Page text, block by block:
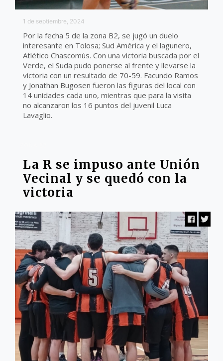
1 de septiembre, 2024
Por la fecha 5 de la zona B2, se jugó un duelo
interesante en Tolosa; Sud América y el lagunero,
Atlético Chascomús. Con una victoria buscada por el
Verde, el Suda pudo ponerse al frente y llevarse la
victoria con un resultado de 70-59. Facundo Ramos
y Jonathan Bugosen fueron las figuras del local con
14 unidades cada uno, mientras que para la visita
no alcanzaron los 16 puntos del juvenil Luca
Lavaglio.
La R se impuso ante Unión
Vecinal y se quedó con la
victoria